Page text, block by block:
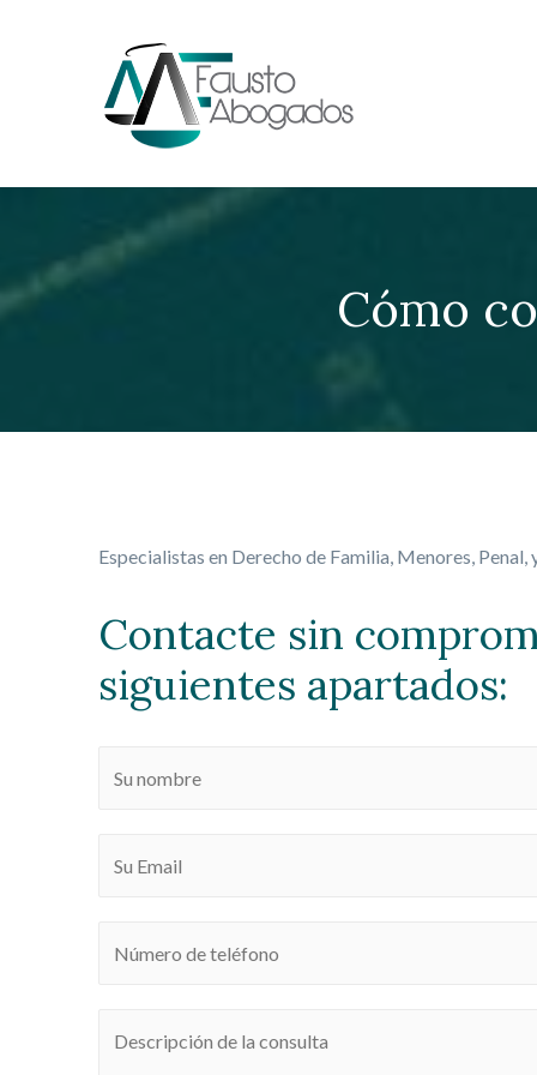
Cómo
Especialistas en Derecho de Familia, Menores, Penal,
Contacte sin
siguientes apartados: